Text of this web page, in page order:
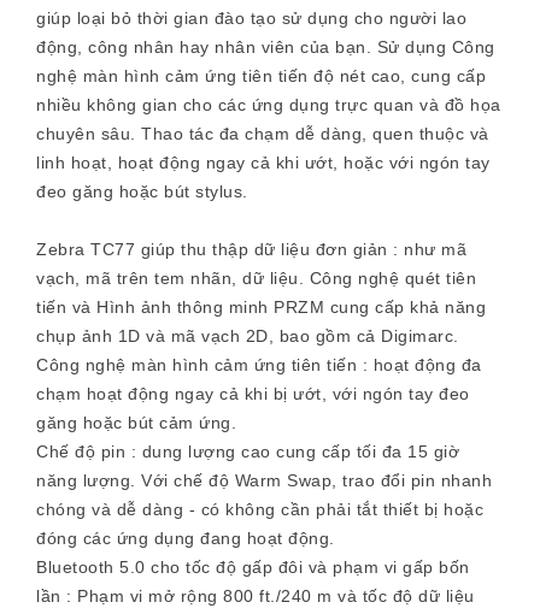
giúp loại bỏ thời gian đào tạo sử dụng cho người lao
động, công nhân hay nhân viên của bạn. Sử dụng Công
nghệ màn hình cảm ứng tiên tiến độ nét cao, cung cấp
nhiều không gian cho các ứng dụng trực quan và đồ họa
chuyên sâu. Thao tác đa chạm dễ dàng, quen thuộc và
linh hoạt, hoạt động ngay cả khi ướt, hoặc với ngón tay
đeo găng hoặc bút stylus.
Zebra TC77 giúp thu thập dữ liệu đơn giản : như mã
vạch, mã trên tem nhãn, dữ liệu. Công nghệ quét tiên
tiến và Hình ảnh thông minh PRZM cung cấp khả năng
chụp ảnh 1D và mã vạch 2D, bao gồm cả Digimarc.
Công nghệ màn hình cảm ứng tiên tiến : hoạt động đa
chạm hoạt động ngay cả khi bị ướt, với ngón tay đeo
găng hoặc bút cảm ứng.
Chế độ pin : dung lượng cao cung cấp tối đa 15 giờ
năng lượng. Với chế độ Warm Swap, trao đổi pin nhanh
chóng và dễ dàng - có không cần phải tắt thiết bị hoặc
đóng các ứng dụng đang hoạt động.
Bluetooth 5.0 cho tốc độ gấp đôi và phạm vi gấp bốn
lần : Phạm vi mở rộng 800 ft./240 m và tốc độ dữ liệu